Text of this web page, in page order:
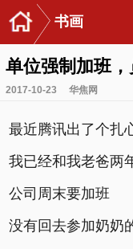
书画
单位强制加班
2017-10-23 华焦网
最近腾讯出了个扎
我已经和我老爸两
公司周末要加班
没有回去参加奶奶